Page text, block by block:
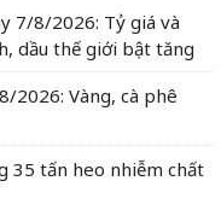
7/8/2026: Tỷ giá và
dầu thế giới bật tăng
2026: Vàng, cà phê
35 tấn heo nhiễm chất